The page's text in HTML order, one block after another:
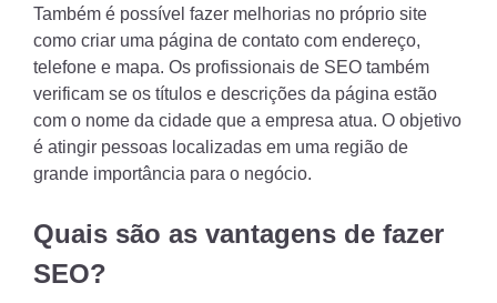
Também é possível fazer melhorias no próprio site
como criar uma página de contato com endereço,
telefone e mapa. Os profissionais de SEO também
verificam se os títulos e descrições da página estão
com o nome da cidade que a empresa atua. O objetivo
é atingir pessoas localizadas em uma região de
grande importância para o negócio.
Quais são as vantagens de fazer
SEO?